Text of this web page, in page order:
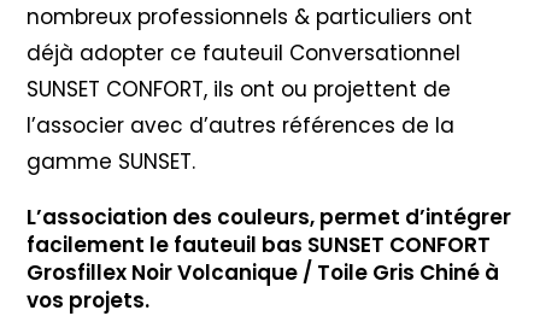
nombreux professionnels & particuliers ont
déjà adopter ce fauteuil Conversationnel
SUNSET CONFORT, ils ont ou projettent de
l’associer avec d’autres références de la
gamme SUNSET.
L’association des couleurs, permet d’intégrer
facilement le fauteuil bas SUNSET CONFORT
Grosfillex Noir Volcanique / Toile Gris Chiné à
vos projets.